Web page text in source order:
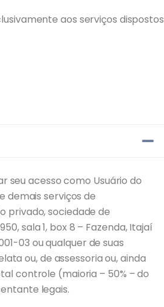
aos serviços dispostos
seu acesso como Usuário do
demais serviços de
privado, sociedade de
sala 1, box 8 – Fazenda, Itajaí
03 ou qualquer de suas
ou, de assessoria ou, ainda
controle (maioria – 50% – do
legais.